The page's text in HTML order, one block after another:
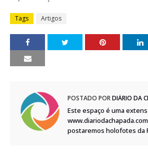
Tags Artigos
POSTADO PORDIÁRIO DA
Este espaço é uma
postaremos holofotes da